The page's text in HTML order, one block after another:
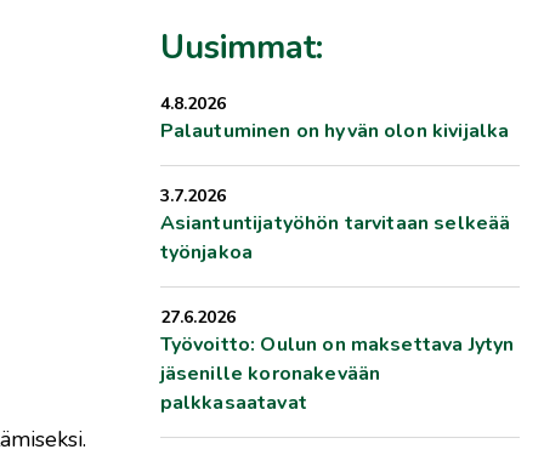
Uusimmat:
4.8.2026
Palautuminen on hyvän olon kivijalka
3.7.2026
Asiantuntijatyöhön tarvitaan selkeää
työnjakoa
27.6.2026
Työvoitto: Oulun on maksettava Jytyn
jäsenille koronakevään
palkkasaatavat